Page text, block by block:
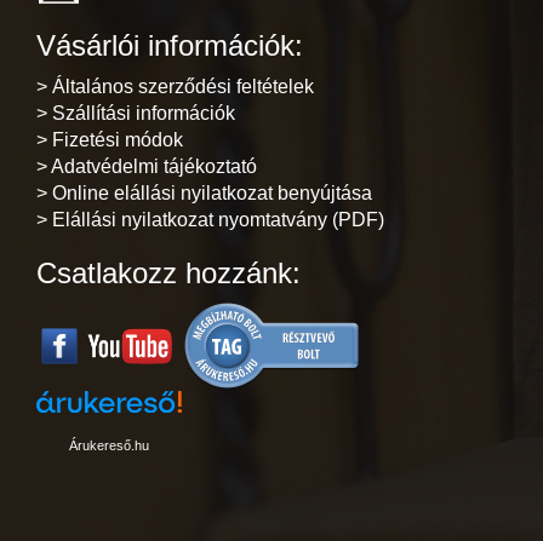
Vásárlói információk:
> Általános szerződési feltételek
> Szállítási információk
> Fizetési módok
> Adatvédelmi tájékoztató
> Online elállási nyilatkozat benyújtása
> Elállási nyilatkozat nyomtatvány (PDF)
Csatlakozz hozzánk:
Árukereső.hu